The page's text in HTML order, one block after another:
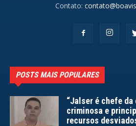
Contato:
POSTS MAIS POPULARES
“Jalser é chefe
criminosa e
recursos